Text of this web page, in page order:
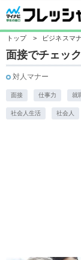
トップ > ビジネスマ
面接でチェッ
対人マナー
面接 仕事力 就
社会人生活 社会人